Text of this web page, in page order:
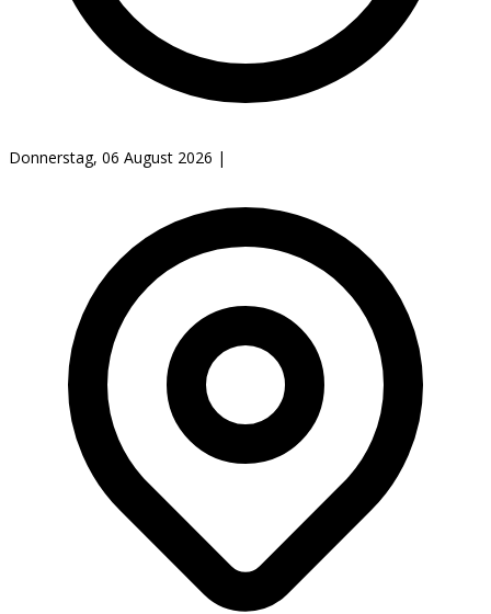
Donnerstag, 06 August 2026 |